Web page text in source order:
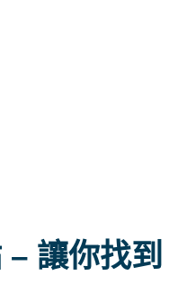
讓你找到